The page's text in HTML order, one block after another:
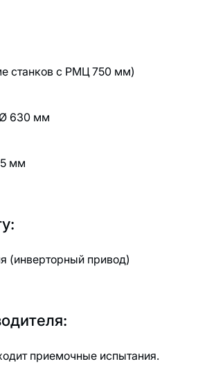
станков с РМЦ 750 мм)
630 мм
мм
(инверторный привод)
приемочные испытания.